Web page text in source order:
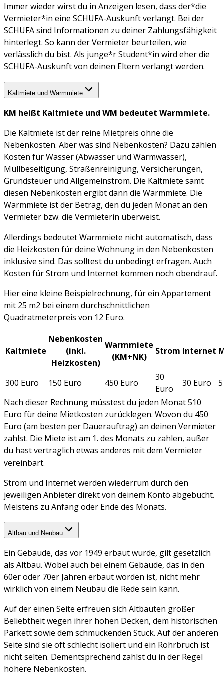
Immer wieder wirst du in Anzeigen lesen, dass der*die
Vermieter*in eine SCHUFA-Auskunft verlangt. Bei der
SCHUFA sind Informationen zu deiner Zahlungsfähigkeit
hinterlegt. So kann der Vermieter beurteilen, wie
verlässlich du bist. Als junge*r Student*in wird eher die
SCHUFA-Auskunft von deinen Eltern verlangt werden.
Kaltmiete und Warmmiete
KM heißt Kaltmiete und WM bedeutet Warmmiete.
Die Kaltmiete ist der reine Mietpreis ohne die
Nebenkosten. Aber was sind Nebenkosten? Dazu zählen
Kosten für Wasser (Abwasser und Warmwasser),
Müllbeseitigung, Straßenreinigung, Versicherungen,
Grundsteuer und Allgemeinstrom. Die Kaltmiete samt
diesen Nebenkosten ergibt dann die Warmmiete. Die
Warmmiete ist der Betrag, den du jeden Monat an den
Vermieter bzw. die Vermieterin überweist.
Allerdings bedeutet Warmmiete nicht automatisch, dass
die Heizkosten für deine Wohnung in den Nebenkosten
inklusive sind. Das solltest du unbedingt erfragen. Auch
Kosten für Strom und Internet kommen noch obendrauf.
Hier eine kleine Beispielrechnung, für ein Appartement
mit 25 m2 bei einem durchschnittlichen
Quadratmeterpreis von 12 Euro.
Kaltmiete
Nebenkosten
(inkl.
Heizkosten)
Warmmiete
(KM+NK)
Strom Internet
300 Euro 150 Euro 450 Euro
30
Euro
30 Euro
Nach dieser Rechnung müsstest du jeden Monat 510
Euro für deine Mietkosten zurücklegen. Wovon du 450
Euro (am besten per Dauerauftrag) an deinen Vermieter
zahlst. Die Miete ist am 1. des Monats zu zahlen, außer
du hast vertraglich etwas anderes mit dem Vermieter
vereinbart.
Strom und Internet werden wiederrum durch den
jeweiligen Anbieter direkt von deinem Konto abgebucht.
Meistens zu Anfang oder Ende des Monats.
Altbau und Neubau
Ein Gebäude, das vor 1949 erbaut wurde, gilt gesetzlich
als Altbau. Wobei auch bei einem Gebäude, das in den
60er oder 70er Jahren erbaut worden ist, nicht mehr
wirklich von einem Neubau die Rede sein kann.
Auf der einen Seite erfreuen sich Altbauten großer
Beliebtheit wegen ihrer hohen Decken, dem historischen
Parkett sowie dem schmückenden Stuck. Auf der anderen
Seite sind sie oft schlecht isoliert und ein Rohrbruch ist
nicht selten. Dementsprechend zahlst du in der Regel
höhere Nebenkosten.